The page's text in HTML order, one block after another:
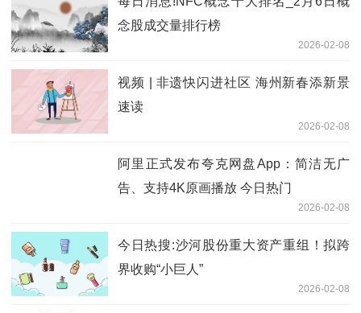
念股成交量排行榜
2026-02-08
视频 | 非遗快闪进社区 海州新春添新景
速读
2026-02-08
阿里正式发布夸克网盘App：简洁无广
告、支持4K原画播放 今日热门
2026-02-08
今日热搜:沙河股份重大资产重组！拟跨
界收购“小巨人”
2026-02-08